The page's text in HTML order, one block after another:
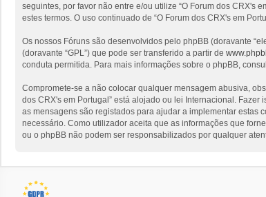
seguintes, por favor não entre e/ou utilize “O Forum dos CRX's
estes termos. O uso continuado de “O Forum dos CRX's em
Os nossos Fóruns são desenvolvidos pelo phpBB (doravante
(doravante “GPL”) que pode ser transferido a partir de
conduta permitida. Para mais informações sobre o phpBB,
Compromete-se a não colocar qualquer mensagem abusiva,
dos CRX's em Portugal” está alojado ou lei Internacional.
as mensagens são registados para ajudar a implementar estas
necessário. Como utilizador aceita que as informações que
ou o phpBB não podem ser responsabilizados por qualquer